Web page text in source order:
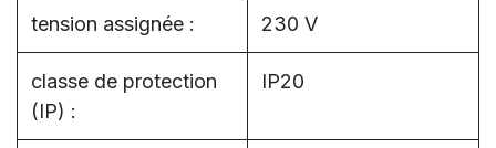
tension assignée : 230 V
classe de protection
(IP) :
IP20